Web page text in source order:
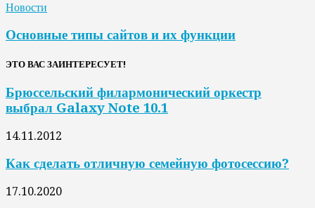
Новости
Основные типы сайтов и их функции
ЭТО ВАС ЗАИНТЕРЕСУЕТ!
Брюссельский филармонический оркестр
выбрал Galaxy Note 10.1
14.11.2012
Как сделать отличную семейную фотосессию?
17.10.2020